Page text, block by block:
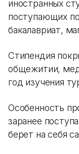
иностранных
поступающих
бакалавриат,
Стипендия
общежитии,
год изучения
Особенность
заранее
берет на себя